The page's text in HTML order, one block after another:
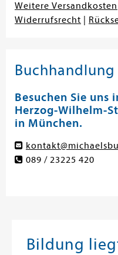
Weitere Versandkosten
Widerrufsrecht
Buchhandlung
Besuchen Sie uns
Herzog-Wilhelm-
in München.
089 / 23225 420
Bildung